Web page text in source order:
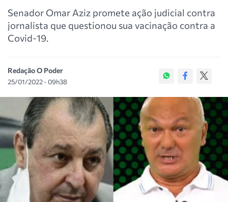
Senador Omar Aziz promete ação judicial contra
jornalista que questionou sua vacinação contra a
Covid-19.
Redação O Poder
25/01/2022 - 09h38